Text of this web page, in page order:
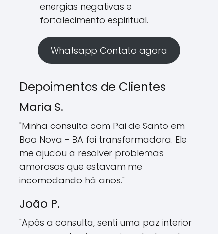
energias negativas e
fortalecimento espiritual.
Whatsapp Contato agora
Depoimentos de Clientes
Maria S.
"Minha consulta com Pai de Santo em
Boa Nova - BA foi transformadora. Ele
me ajudou a resolver problemas
amorosos que estavam me
incomodando há anos."
João P.
"Após a consulta, senti uma paz interior